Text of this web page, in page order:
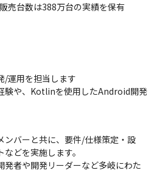
売台数は388万台の実績を保有
/運用を担当します
験や、Kotlinを使用したAndroid開発
ンバーと共に、要件/仕様策定・設
どを実施します。
発者や開発リーダーなど多岐にわた